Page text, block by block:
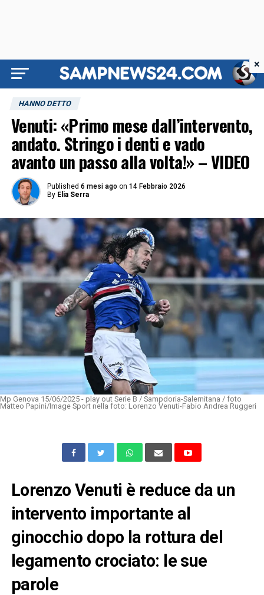
HANNO DETTO
Venuti: «Primo mese dall’intervento,
andato. Stringo i denti e vado
avanto un passo alla volta!» – VIDEO
Published 6 mesi ago on 14 Febbraio 2026
By Elia Serra
Mp Genova 15/06/2025 - play out Serie B / Sampdoria-Salernitana / foto
Matteo Papini/Image Sport nella foto: Lorenzo Venuti-Fabio Andrea Ruggeri
Lorenzo Venuti è reduce da un
intervento importante al
ginocchio dopo la rottura del
legamento crociato: le sue
parole
×